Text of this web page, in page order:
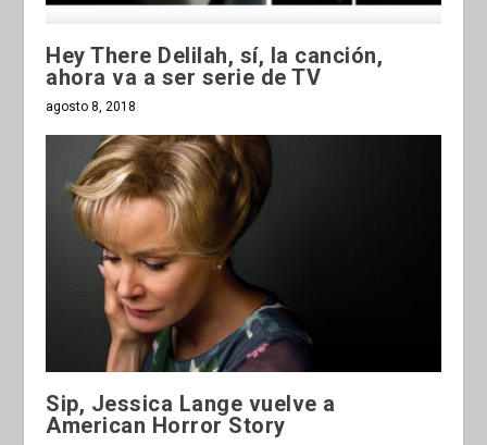
Hey There Delilah, sí, la canción,
ahora va a ser serie de TV
agosto 8, 2018
Sip, Jessica Lange vuelve a
American Horror Story